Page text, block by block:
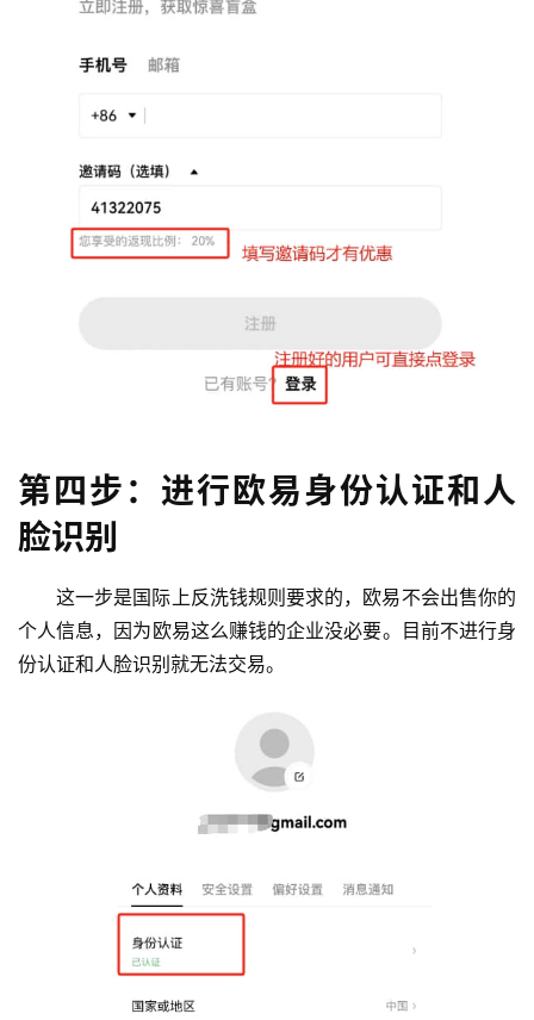
第四步：进行欧易身份认证和人
脸识别
这一步是国际上反洗钱规则要求的，欧易不会出售你的
个人信息，因为欧易这么赚钱的企业没必要。目前不进行身
份认证和人脸识别就无法交易。